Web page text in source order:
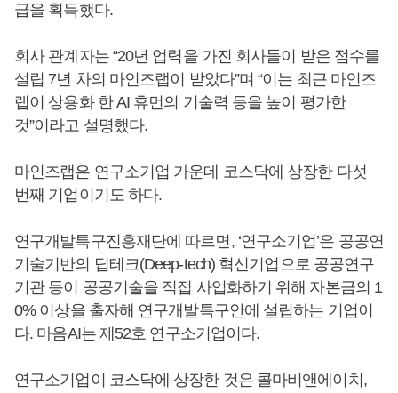
급을 획득했다.
회사 관계자는 “20년 업력을 가진 회사들이 받은 점수를
설립 7년 차의 마인즈랩이 받았다”며 “이는 최근 마인즈
랩이 상용화 한 AI 휴먼의 기술력 등을 높이 평가한
것”이라고 설명했다.
마인즈랩은 연구소기업 가운데 코스닥에 상장한 다섯
번째 기업이기도 하다.
연구개발특구진흥재단에 따르면, ‘연구소기업’은 공공연
기술기반의 딥테크(Deep-tech) 혁신기업으로 공공연구
기관 등이 공공기술을 직접 사업화하기 위해 자본금의 1
0% 이상을 출자해 연구개발특구안에 설립하는 기업이
다. 마음AI는 제52호 연구소기업이다.
연구소기업이 코스닥에 상장한 것은 콜마비앤에이치,